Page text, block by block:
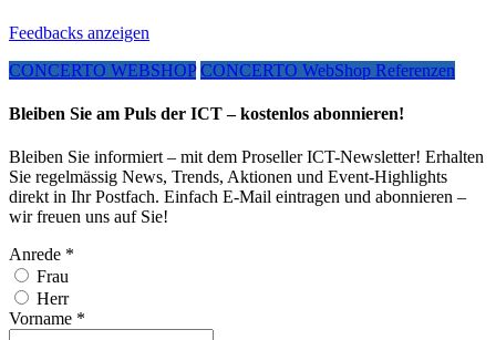
Feedbacks anzeigen
CONCERTO WEBSHOP CONCERTO WebShop Referenzen
Bleiben Sie am Puls der ICT – kostenlos abonnieren!
Bleiben Sie informiert – mit dem Proseller ICT-Newsletter! Erhalten
Sie regelmässig News, Trends, Aktionen und Event-Highlights
direkt in Ihr Postfach. Einfach E-Mail eintragen und abonnieren –
wir freuen uns auf Sie!
Anrede *
Frau
Herr
Vorname *